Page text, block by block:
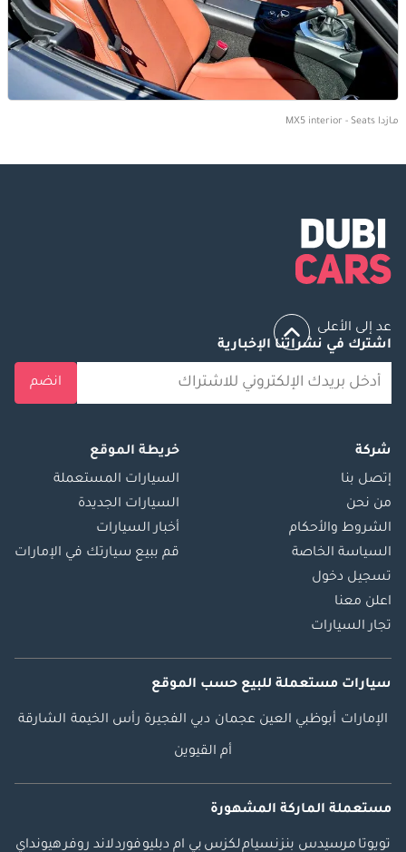
مازدا MX5 interior - Seats
عد إلى الأعلى
اشترك في نشراتنا الإخبارية
انضم
شركة
إتصل بنا
من نحن
الشروط والأحكام
السياسة الخاصة
تسجيل دخول
اعلن معنا
تجار السيارات
خريطة الموقع
السيارات المستعملة
السيارات الجديدة
أخبار السيارات
قم ببيع سيارتك في الإمارات
سيارات مستعملة للبيع حسب الموقع
الإمارات أبوظبي العين عجمان دبي الفجيرة رأس الخيمة الشارقة
أم القيوين
مستعملة الماركة المشهورة
تويوتا مرسيدس بنزنسياملكزس بي ام دبليوفوردلاند روفرهيونداي